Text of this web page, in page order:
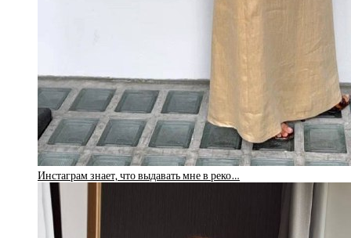
Инстаграм знает, что выдавать мне в реко…